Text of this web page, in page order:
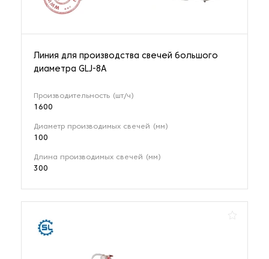
Линия для производства свечей большого
диаметра GLJ-8A
Производительность (шт/ч)
1600
Диаметр производимых свечей (мм)
100
Длина производимых свечей (мм)
300